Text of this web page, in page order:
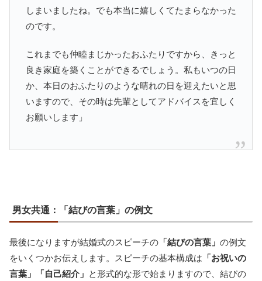
しまいましたね。でも本当に嬉しくてたまらなかった
のです。
これまでも仲睦まじかったおふたりですから、きっと
良き家庭を築くことができるでしょう。私もいつの日
か、本日のおふたりのような晴れの日を迎えたいと思
いますので、その時は先輩としてアドバイスを宜しく
お願いします」
男女共通：「結びの言葉」の例文
最後になりますが結婚式のスピーチの 「結びの言葉」 の例文
をいくつかお伝えします。スピーチの基本構成は 「お祝いの
言葉」「自己紹介」 と形式的な形で始まりますので、結びの